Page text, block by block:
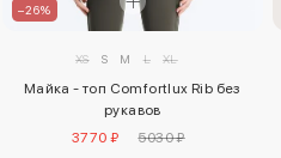
–26%
XS S M L XL
Майка - топ Comfortlux Rib без
рукавов
3770 ₽
5030 ₽